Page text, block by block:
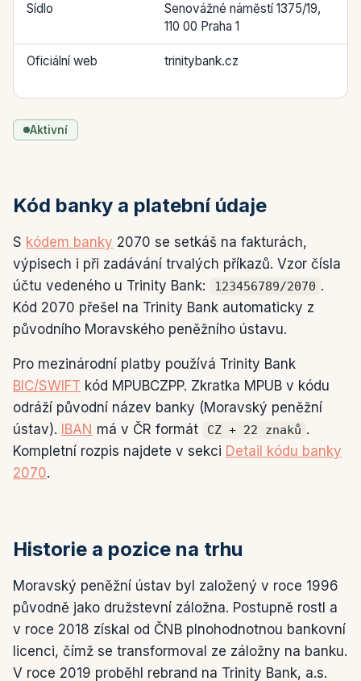
Sídlo
Senovážné náměstí 1375/19,
110 00 Praha 1
Oficiální web trinitybank.cz
Aktivní
Kód banky a platební údaje
S kódem banky 2070 se setkáš na fakturách,
výpisech i při zadávání trvalých příkazů. Vzor čísla
účtu vedeného u Trinity Bank:
123456789/2070 .
Kód 2070 přešel na Trinity Bank automaticky z
původního Moravského peněžního ústavu.
Pro mezinárodní platby používá Trinity Bank
BIC/SWIFT kód MPUBCZPP. Zkratka MPUB v kódu
odráží původní název banky (Moravský peněžní
ústav). IBAN má v ČR formát CZ + 22 znaků .
Kompletní rozpis najdete v sekci Detail kódu banky
2070.
Historie a pozice na trhu
Moravský peněžní ústav byl založený v roce 1996
původně jako družstevní záložna. Postupně rostl a
v roce 2018 získal od ČNB plnohodnotnou bankovní
licenci, čímž se transformoval ze záložny na banku.
V roce 2019 proběhl rebrand na Trinity Bank, a.s.